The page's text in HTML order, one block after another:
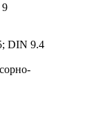
9
DIN 9.4